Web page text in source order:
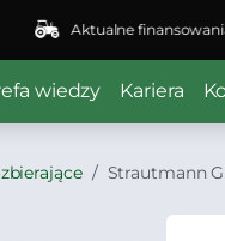
Aktualne finansowania |
wiedzy Kariera
Strautmann